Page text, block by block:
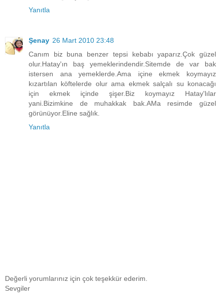
Yanıtla
Şenay 26 Mart 2010 23:48
Canım biz buna benzer tepsi kebabı yaparız.Çok güzel
olur.Hatay'ın baş yemeklerindendir.Sitemde de var bak
istersen ana yemeklerde.Ama içine ekmek koymayız
kızartılan köftelerde olur ama ekmek salçalı su konacağı
için ekmek içinde şişer.Biz koymayız Hatay'lılar
yani.Bizimkine de muhakkak bak.AMa resimde güzel
görünüyor.Eline sağlık.
Yanıtla
Değerli yorumlarınız için çok teşekkür ederim.
Sevgiler